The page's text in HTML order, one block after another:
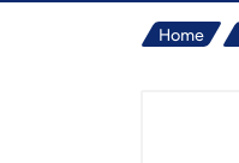
Home